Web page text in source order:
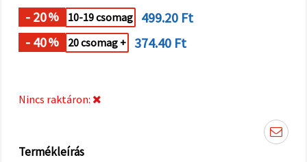
az adott
típusú sütik
kiválasztásával
"Mentés"
mindet
- 20% 10-19 csomag
499.20 Ft
- 40% 20 csomag + 374.40 Ft
Nincs raktáron:
Termékleírás